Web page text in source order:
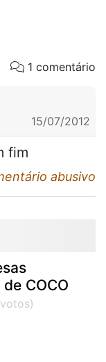
1 comentário
15/07/2012
fim
abusivo
COCO